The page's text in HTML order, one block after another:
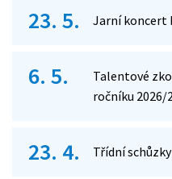
23. 5. Jarní koncert
6. 5.
Talentové
ročníku 2026/
23. 4. Třídní schůzky